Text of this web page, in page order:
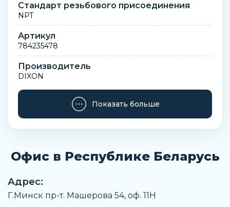
Стандарт резьбового присоединения
NPT
Артикул
784235478
Производитель
DIXON
Материал корпуса
Наименование
Заказать
Показать больше
Офис в Республике Беларусь
Адрес:
Г.Минск пр-т. Машерова 54, оф. 11H